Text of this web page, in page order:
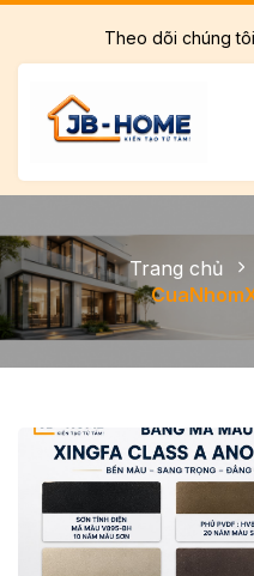
Theo dõi chúng
Trang chủ